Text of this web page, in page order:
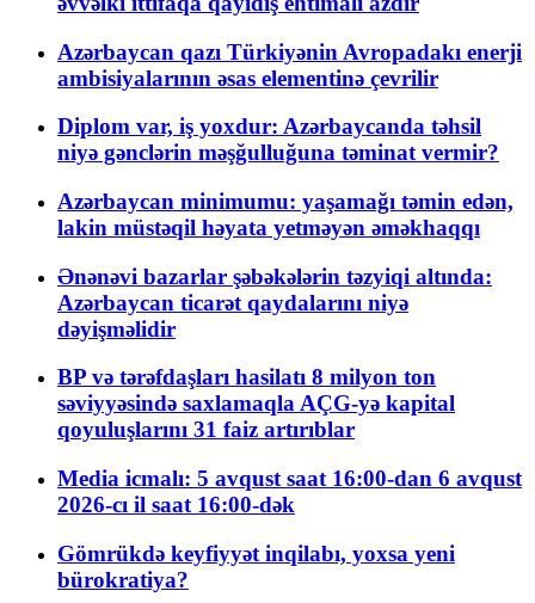
Azərbaycan qazı Türkiyənin Avropadakı enerji
ambisiyalarının əsas elementinə çevrilir
Diplom var, iş yoxdur: Azərbaycanda təhsil
niyə gənclərin məşğulluğuna təminat vermir?
Azərbaycan minimumu: yaşamağı təmin edən,
lakin müstəqil həyata yetməyən əməkhaqqı
Ənənəvi bazarlar şəbəkələrin təzyiqi altında:
Azərbaycan ticarət qaydalarını niyə
dəyişməlidir
BP və tərəfdaşları hasilatı 8 milyon ton
səviyyəsində saxlamaqla AÇG-yə kapital
qoyuluşlarını 31 faiz artırıblar
Media icmalı: 5 avqust saat 16:00-dan 6 avqust
2026-cı il saat 16:00-dək
Gömrükdə keyfiyyət inqilabı, yoxsa yeni
bürokratiya?